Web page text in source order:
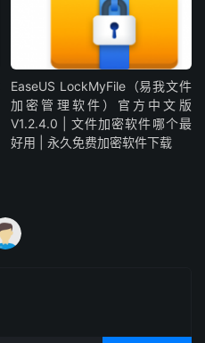
EaseUS LockMyFile（易我文件
加密管理软件）官方中文版
V1.2.4.0 | 文件加密软件哪个最
好用 | 永久免费加密软件下载